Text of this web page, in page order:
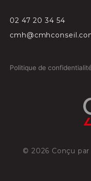
02 47 20 34 54
Politique de confidentialité
© 2026 Conçu par